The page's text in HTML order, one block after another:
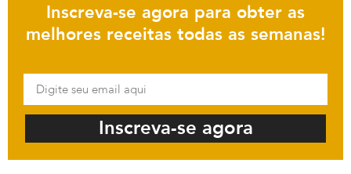
Inscreva-se agora para obter as
melhores receitas todas as semanas!
Inscreva-se agora